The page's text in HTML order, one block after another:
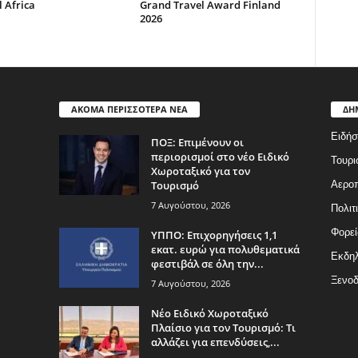
Africa
Grand Travel Award Finland
2026
ΑΚΟΜΑ ΠΕΡΙΣΣΟΤΕΡΑ ΝΕΑ
ΠΟΞ: Επιμένουν οι
περιορισμοί στο νέο Ειδικό
Χωροταξικό για τον
Τουρισμό
7 Αυγούστου, 2026
ΥΠΠΟ: Επιχορηγήσεις 1,1
εκατ. ευρώ για πολυθεματικά
φεστιβάλ σε όλη την...
7 Αυγούστου, 2026
Νέο Ειδικό Χωροταξικό
Πλαίσιο για τον Τουρισμό: Τι
αλλάζει για επενδύσεις,...